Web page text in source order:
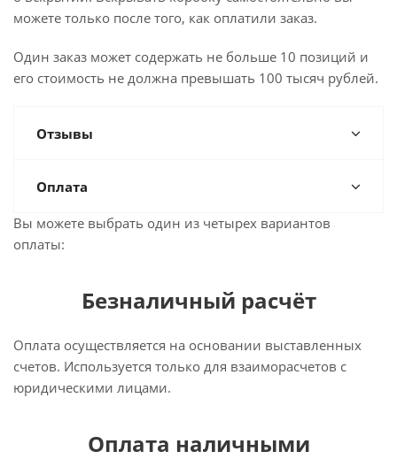
можете только после того, как оплатили заказ.
Один заказ может содержать не больше 10 позиций и
его стоимость не должна превышать 100 тысяч рублей.
Отзывы
Оплата
Вы можете выбрать один из четырех вариантов
оплаты:
Безналичный расчёт
Оплата осуществляется на основании выставленных
счетов. Используется только для взаиморасчетов с
юридическими лицами.
Оплата наличными